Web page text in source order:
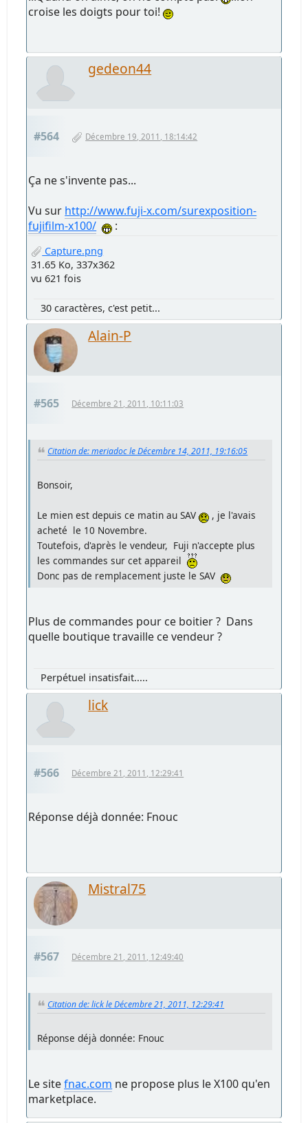
croise les doigts pour toi!
gedeon44
#564 Décembre 19, 2011, 18:14:42
Ça ne s'invente pas...
Vu sur http://www.fuji-x.com/surexposition-
fujifilm-x100/
:
Capture.png
31.65 Ko, 337x362
vu 621 fois
30 caractères, c'est petit...
Alain-P
#565 Décembre 21, 2011, 10:11:03
Citation de: meriadoc le Décembre 14, 2011, 19:16:05
Bonsoir,
Le mien est depuis ce matin au SAV
, je l'avais
acheté le 10 Novembre.
Toutefois, d'après le vendeur, Fuji n'accepte plus
les commandes sur cet appareil
Donc pas de remplacement juste le SAV
Plus de commandes pour ce boitier ? Dans
quelle boutique travaille ce vendeur ?
Perpétuel insatisfait.....
lick
#566 Décembre 21, 2011, 12:29:41
Réponse déjà donnée: Fnouc
Mistral75
#567 Décembre 21, 2011, 12:49:40
Citation de: lick le Décembre 21, 2011, 12:29:41
Réponse déjà donnée: Fnouc
Le sitefnac.com ne propose plus le X100 qu'en
marketplace.